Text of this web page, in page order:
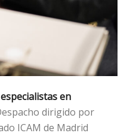
especialistas en
dirigido por
ICAM de Madrid